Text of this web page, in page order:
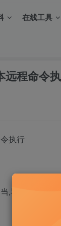
在线工具
远程命令
执行
,导致任意用户